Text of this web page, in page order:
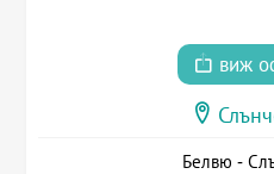
виж
Белвю -